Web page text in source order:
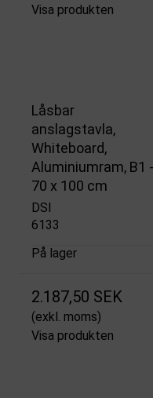
Visa produkten
Låsbar
anslagstavla,
Whiteboard,
Aluminiumram, B1 -
70 x 100 cm
DSI
6133
På lager
2.187,50 SEK
(exkl. moms)
Visa produkten